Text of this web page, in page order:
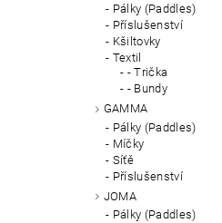
Pálky (Paddles)
Příslušenství
Kšiltovky
Textil
- Trička
- Bundy
GAMMA
Pálky (Paddles)
Míčky
Síťě
Příslušenství
JOMA
Pálky (Paddles)